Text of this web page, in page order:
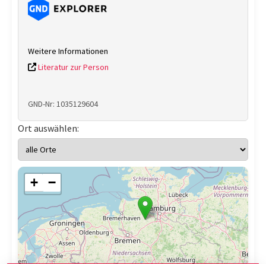
Weitere Informationen
Literatur zur Person
GND-Nr: 1035129604
Ort auswählen:
+ −